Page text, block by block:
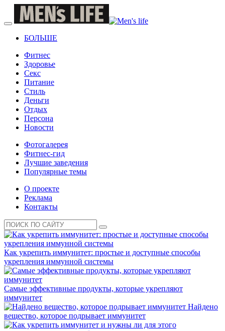
БОЛЬШЕ
Фитнес
Здоровье
Секс
Питание
Стиль
Деньги
Отдых
Персона
Новости
Фотогалерея
Фитнес-гид
Лучшие заведения
Популярные темы
О проекте
Реклама
Контакты
Как укрепить иммунитет: простые и доступные способы
укрепления иммунной системы
Самые эффективные продукты, которые укрепляют
иммунитет
Найдено
вещество, которое подрывает иммунитет